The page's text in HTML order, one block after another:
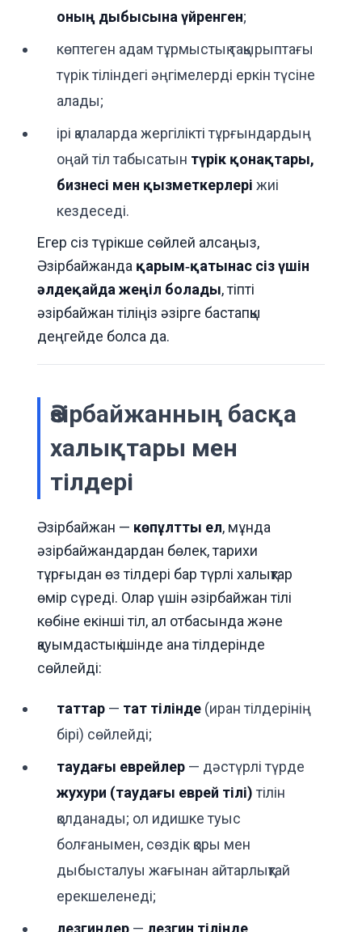
оның дыбысына үйренген;
көптеген адам тұрмыстық тақырыптағы
түрік тіліндегі әңгімелерді еркін түсіне
алады;
ірі қалаларда жергілікті тұрғындардың
оңай тіл табысатын түрік қонақтары,
бизнесі мен қызметкерлері жиі
кездеседі.
Егер сіз түрікше сөйлей алсаңыз,
Әзірбайжанда қарым‑қатынас сіз үшін
әлдеқайда жеңіл болады, тіпті
әзірбайжан тіліңіз әзірге бастапқы
деңгейде болса да.
Әзірбайжанның басқа
халықтары мен
тілдері
Әзірбайжан — көпұлтты ел, мұнда
әзірбайжандардан бөлек, тарихи
тұрғыдан өз тілдері бар түрлі халықтар
өмір сүреді. Олар үшін әзірбайжан тілі
көбіне екінші тіл, ал отбасында және
қауымдастық ішінде ана тілдерінде
сөйлейді:
таттар — тат тілінде (иран тілдерінің
бірі) сөйлейді;
таудағы еврейлер — дәстүрлі түрде
жухури (таудағы еврей тілі)тілін
қолданады; ол идишке туыс
болғанымен, сөздік қоры мен
дыбысталуы жағынан айтарлықтай
ерекшеленеді;
лезгиндер — лезгин тілінде